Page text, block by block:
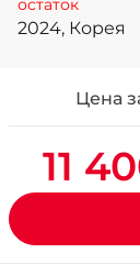
остаток
2024, Корея
Цена
11